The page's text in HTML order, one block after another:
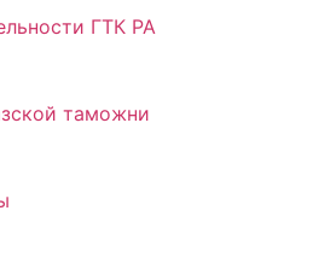
ГТК РА
таможни